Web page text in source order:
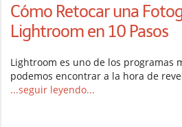
Cómo Retocar una
Lightroom en 10 Pasos
Lightroom es uno de los programas
podemos encontrar a la hora de
...seguir leyendo...